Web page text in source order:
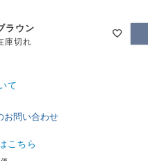
ラウン
庫切れ
て
お問い合わせ
こちら